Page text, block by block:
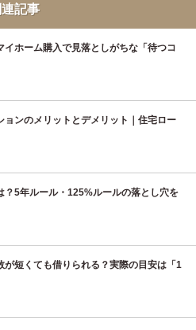
記事
イホーム購入で見落としがちな「待つコ
ョンのメリットとデメリット｜住宅ロー
？5年ルール・125%ルールの落とし穴を
が短くても借りられる？実際の目安は「1